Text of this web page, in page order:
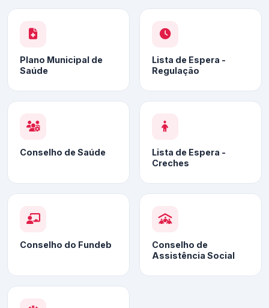
Plano Municipal de
Saúde
Lista de Espera -
Regulação
Conselho de Saúde
Lista de Espera -
Creches
Conselho do Fundeb
Conselho de
Assistência Social